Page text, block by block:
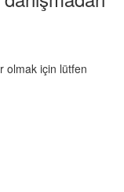
olmak için lütfen